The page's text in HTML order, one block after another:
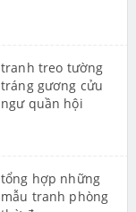
tranh treo tường
tráng gương cửu
ngư quần hội
tổng hợp những
mẫu tranh phòng